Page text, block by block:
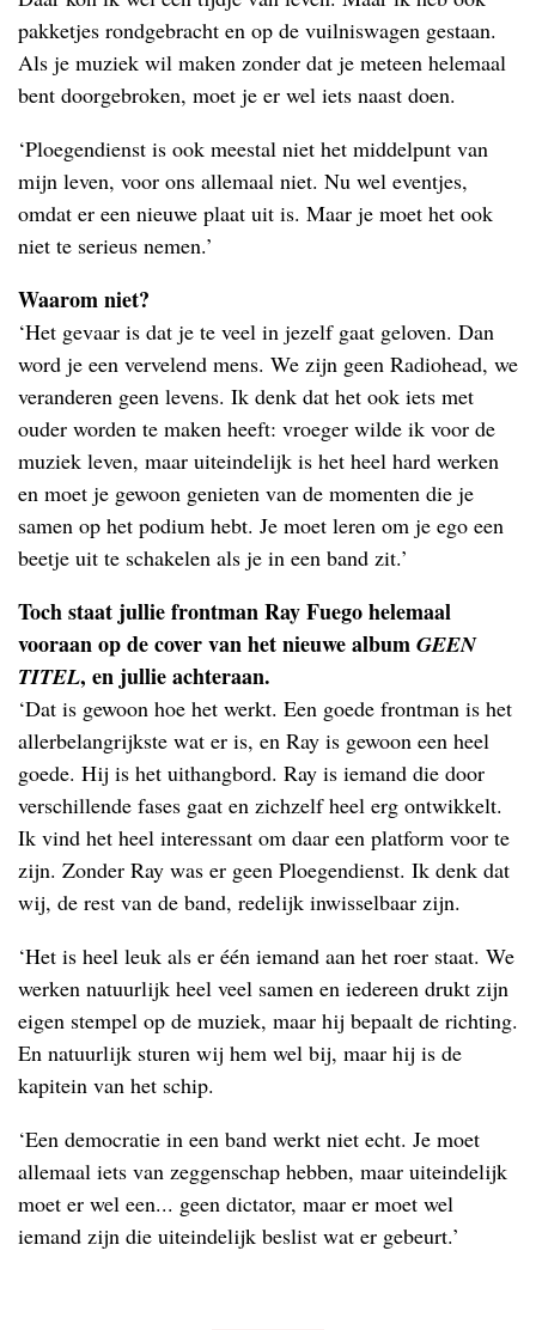
pakketjes rondgebracht en op de vuilniswagen gestaan.
Als je muziek wil maken zonder dat je meteen helemaal
bent doorgebroken, moet je er wel iets naast doen.
‘Ploegendienst is ook meestal niet het middelpunt van
mijn leven, voor ons allemaal niet. Nu wel eventjes,
omdat er een nieuwe plaat uit is. Maar je moet het ook
niet te serieus nemen.’
Waarom niet?
‘Het gevaar is dat je te veel in jezelf gaat geloven. Dan
word je een vervelend mens. We zijn geen Radiohead, we
veranderen geen levens. Ik denk dat het ook iets met
ouder worden te maken heeft: vroeger wilde ik voor de
muziek leven, maar uiteindelijk is het heel hard werken
en moet je gewoon genieten van de momenten die je
samen op het podium hebt. Je moet leren om je ego een
beetje uit te schakelen als je in een band zit.’
Toch staat jullie frontman Ray Fuego helemaal
vooraan op de cover van het nieuwe album GEEN
TITEL, en jullie achteraan.
‘Dat is gewoon hoe het werkt. Een goede frontman is het
allerbelangrijkste wat er is, en Ray is gewoon een heel
goede. Hij is het uithangbord. Ray is iemand die door
verschillende fases gaat en zichzelf heel erg ontwikkelt.
Ik vind het heel interessant om daar een platform voor te
zijn. Zonder Ray was er geen Ploegendienst. Ik denk dat
wij, de rest van de band, redelijk inwisselbaar zijn.
‘Het is heel leuk als er één iemand aan het roer staat. We
werken natuurlijk heel veel samen en iedereen drukt zijn
eigen stempel op de muziek, maar hij bepaalt de richting.
En natuurlijk sturen wij hem wel bij, maar hij is de
kapitein van het schip.
‘Een democratie in een band werkt niet echt. Je moet
allemaal iets van zeggenschap hebben, maar uiteindelijk
moet er wel een... geen dictator, maar er moet wel
iemand zijn die uiteindelijk beslist wat er gebeurt.’